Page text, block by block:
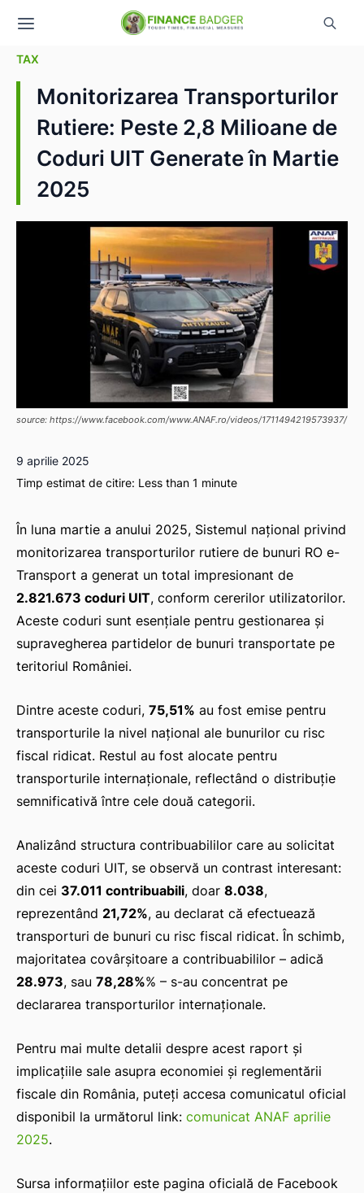
TAX
Monitorizarea Transporturilor
Rutiere: Peste 2,8 Milioane de
Coduri UIT Generate în Martie
2025
source: https://www.facebook.com/www.ANAF.ro/videos/1711494219573937/
9 aprilie 2025
Timp estimat de citire: Less than 1 minute
În luna martie a anului 2025, Sistemul național privind
monitorizarea transporturilor rutiere de bunuri RO e-
Transport a generat un total impresionant de
2.821.673 coduri UIT, conform cererilor utilizatorilor.
Aceste coduri sunt esențiale pentru gestionarea și
supravegherea partidelor de bunuri transportate pe
teritoriul României.
Dintre aceste coduri, 75,51% au fost emise pentru
transporturile la nivel național ale bunurilor cu risc
fiscal ridicat. Restul au fost alocate pentru
transporturile internaționale, reflectând o distribuție
semnificativă între cele două categorii.
Analizând structura contribuabililor care au solicitat
aceste coduri UIT, se observă un contrast interesant:
din cei 37.011 contribuabili, doar 8.038,
reprezentând 21,72%, au declarat că efectuează
transporturi de bunuri cu risc fiscal ridicat. În schimb,
majoritatea covârșitoare a contribuabililor – adică
28.973, sau 78,28%% – s-au concentrat pe
declararea transporturilor internaționale.
Pentru mai multe detalii despre acest raport și
implicațiile sale asupra economiei și reglementării
fiscale din România, puteți accesa comunicatul oficial
disponibil la următorul link: comunicat ANAF aprilie
2025.
Sursa informațiilor este pagina oficială de Facebook